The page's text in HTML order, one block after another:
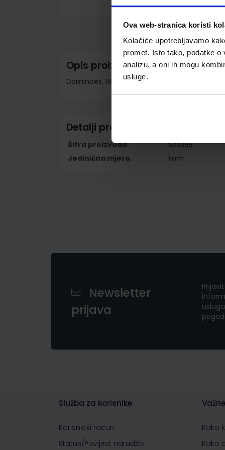
Ova web-stranica koristi
Kolačiće upotrebljavamo
promet. Isto tako, podatke
analizu, a oni ih mogu
usluge.
gallery
Opis proizvoda
Dominoes, New Edition Level 1: Housemates
Detalji proizvoda
Šifra proizvoda
523395
Jedinična mjera
kom
Newsletter
prijava
Služba za korisnike
Korisnički račun
Status/Povijest narudžbi
Kako
Kako